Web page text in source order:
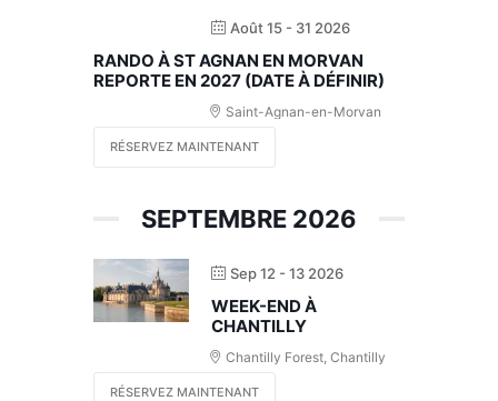
Août 15 - 31 2026
RANDO À ST AGNAN EN MORVAN
REPORTE EN 2027 (DATE À DÉFINIR)
Saint-Agnan-en-Morvan
RÉSERVEZ MAINTENANT
SEPTEMBRE 2026
Sep 12 - 13 2026
WEEK-END À
CHANTILLY
Chantilly Forest, Chantilly
RÉSERVEZ MAINTENANT